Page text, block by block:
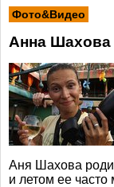
Фото&Видео
Анна Шахова
Аня Шахова
и летом ее часто